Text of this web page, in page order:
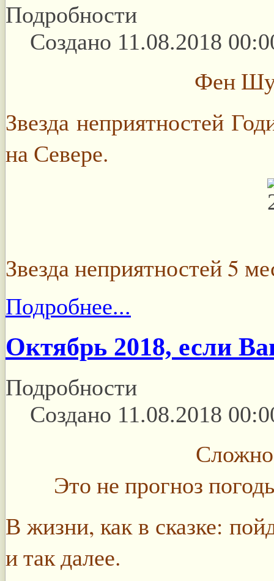
Подробности
Создано 11.08.2018
Фен
Звезда неприятностей
на Севере.
Звезда неприятностей 5
Подробнее...
Октябрь 2018, если
Подробности
Создано 11.08.2018
Это не прогноз
В жизни, как в сказке:
и так далее.